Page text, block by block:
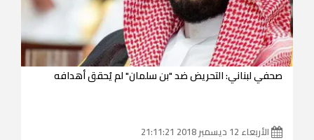
صحفي لبناني: التحريض ضد "بن سلمان" لم يُحقق أهدافه
الأربعاء 12 ديسمبر 2018 21:11:21